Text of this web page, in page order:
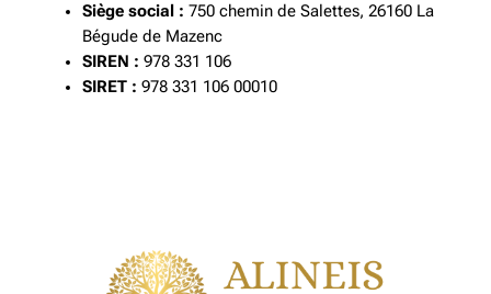
Siège social : 750 chemin de Salettes, 26160 La
Bégude de Mazenc
SIREN : 978 331 106
SIRET : 978 331 106 00010